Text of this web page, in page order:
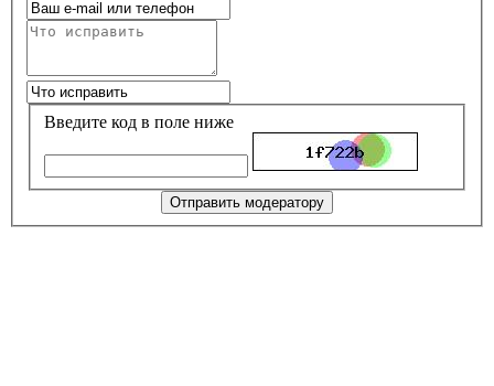
Введите код в поле ниже
Отправить модератору